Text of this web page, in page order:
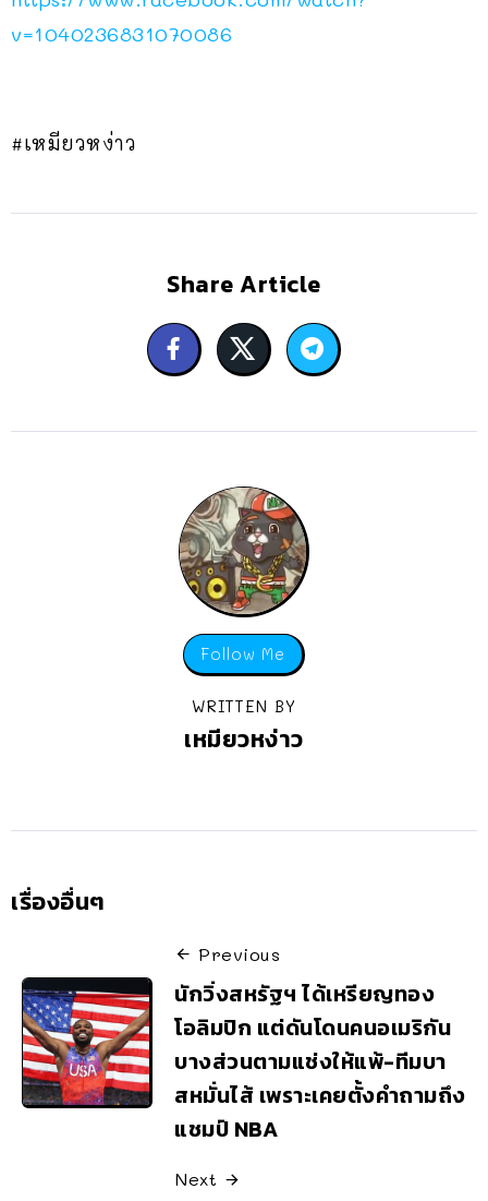
v=1040236831070086
#เหมียวหง่าว
Share Article
Follow Me
WRITTEN BY
เหมียวหง่าว
เรื่องอื่นๆ
Previous
นักวิ่งสหรัฐฯ ได้เหรียญทอง
โอลิมปิก แต่ดันโดนคนอเมริกัน
บางส่วนตามแช่งให้แพ้-ทีมบา
สหมั่นไส้ เพราะเคยตั้งคำถามถึง
แชมป์ NBA
Next